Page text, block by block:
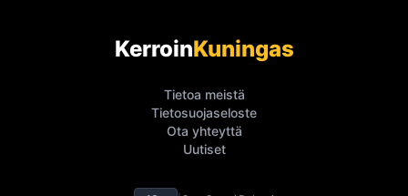
KerroinKuningas
Tietoa meistä
Tietosuojaseloste
Ota yhteyttä
Uutiset